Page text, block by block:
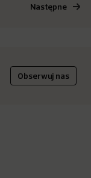
Następne
Obserwuj nas